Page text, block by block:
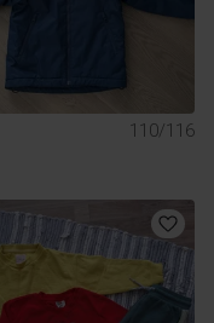
110/116